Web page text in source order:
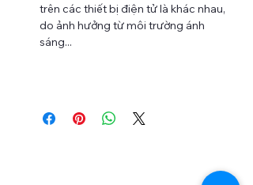
trên các thiết bị điện tử là khác nhau,
do ảnh hưởng từ môi trường ánh
sáng...